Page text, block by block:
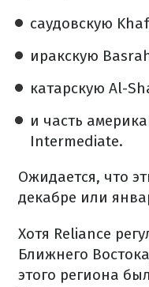
саудовскую
иракскую
катарскую Al-
и часть
Intermediate.
Ожидается, что
декабре или
Хотя Reliance
Ближнего
этого региона